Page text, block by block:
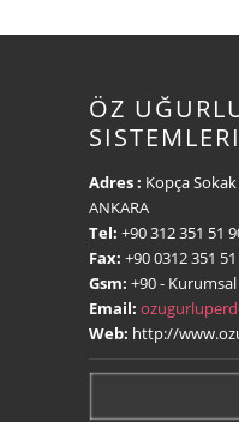
ÖZ
SISTEMLERI
Adres : Kopça
ANKARA
Tel: +90 312 351 51
Fax: +90 0312 351
Gsm: +90- Kurumsal
Email:
Web: http://